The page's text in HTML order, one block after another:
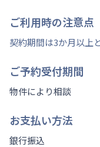
ご利用時の注意点
契約期間は3か月以上
ご予約受付期間
物件により相談
お支払い方法
銀行振込